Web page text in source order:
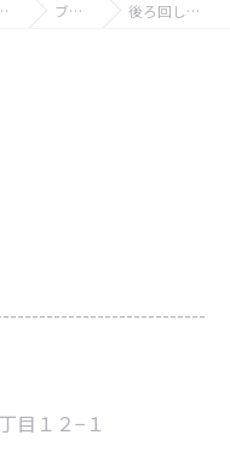
ら武道空手信龍会 ブログ 後ろ回し蹴り
目１２−１